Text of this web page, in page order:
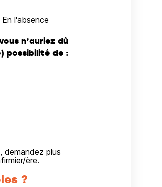
l'absence
n’auriez dû
possibilité de :
demandez plus
ère.
?